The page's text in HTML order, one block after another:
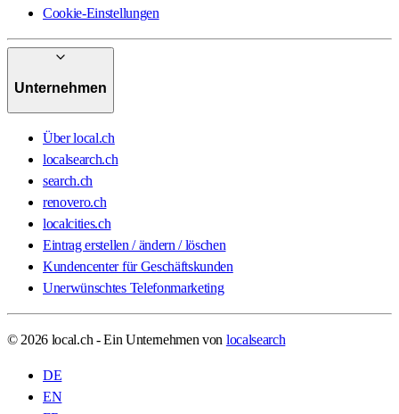
Cookie-Einstellungen
Unternehmen
Über local.ch
localsearch.ch
search.ch
renovero.ch
localcities.ch
Eintrag erstellen / ändern / löschen
Kundencenter für Geschäftskunden
Unerwünschtes Telefonmarketing
© 2026 local.ch - Ein Unternehmen von localsearch
DE
EN